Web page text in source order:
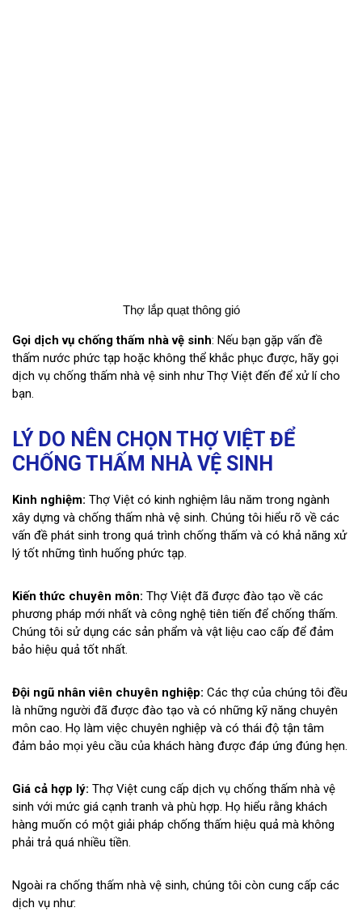
Thợ lắp quạt thông gió
Gọi dịch vụ chống thấm nhà vệ sinh: Nếu bạn gặp vấn đề
thấm nước phức tạp hoặc không thể khắc phục được, hãy gọi
dịch vụ chống thấm nhà vệ sinh như Thợ Việt đến để xử lí cho
bạn.
LÝ DO NÊN CHỌN THỢ VIỆT ĐỂ
CHỐNG THẤM NHÀ VỆ SINH
Kinh nghiệm: Thợ Việt có kinh nghiệm lâu năm trong ngành
xây dựng và chống thấm nhà vệ sinh. Chúng tôi hiểu rõ về các
vấn đề phát sinh trong quá trình chống thấm và có khả năng xử
lý tốt những tình huống phức tạp.
Kiến thức chuyên môn: Thợ Việt đã được đào tạo về các
phương pháp mới nhất và công nghệ tiên tiến để chống thấm.
Chúng tôi sử dụng các sản phẩm và vật liệu cao cấp để đảm
bảo hiệu quả tốt nhất.
Đội ngũ nhân viên chuyên nghiệp: Các thợ của chúng tôi đều
là những người đã được đào tạo và có những kỹ năng chuyên
môn cao. Họ làm việc chuyên nghiệp và có thái độ tận tâm
đảm bảo mọi yêu cầu của khách hàng được đáp ứng đúng hẹn.
Giá cả hợp lý: Thợ Việt cung cấp dịch vụ chống thấm nhà vệ
sinh với mức giá cạnh tranh và phù hợp. Họ hiểu rằng khách
hàng muốn có một giải pháp chống thấm hiệu quả mà không
phải trả quá nhiều tiền.
Ngoài ra chống thấm nhà vệ sinh, chúng tôi còn cung cấp các
dịch vụ như: